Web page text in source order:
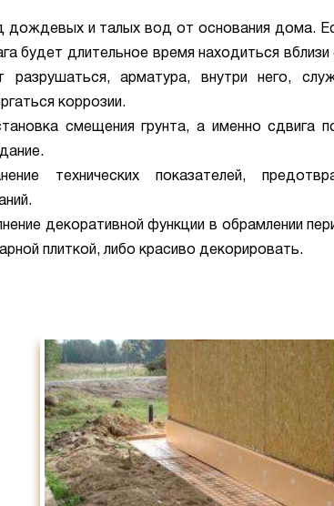
дождевых и талых вод от основания дома.
будет длительное время находиться
разрушаться, арматура, внутри него,
коррозии.
смещения грунта, а именно сдвига
технических показателей,
декоративной функции в обрамлении
плиткой, либо красиво декорировать.